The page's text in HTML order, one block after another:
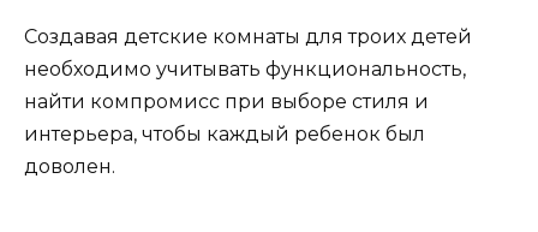
Создавая детские комнаты для троих детей
необходимо учитывать функциональность,
найти компромисс при выборе стиля и
интерьера, чтобы каждый ребенок был
доволен.